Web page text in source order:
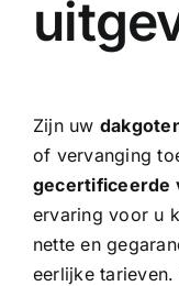
Zijn uw
of vervanging
gecertificeerde
ervaring voor u
nette en
eerlijke